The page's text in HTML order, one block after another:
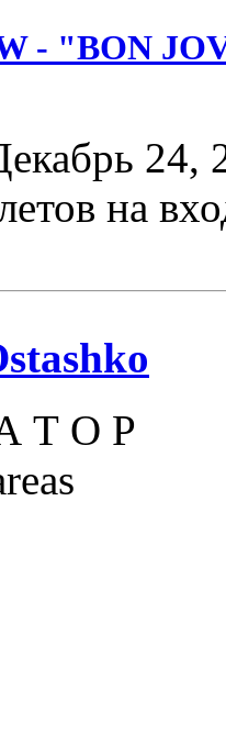
- "BON
24,
на
Т О Р